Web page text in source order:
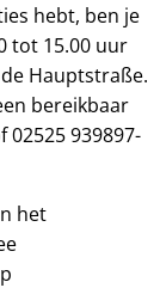
hebt, ben je
tot 15.00 uur
Hauptstraße.
bereikbaar
02525 939897-
het